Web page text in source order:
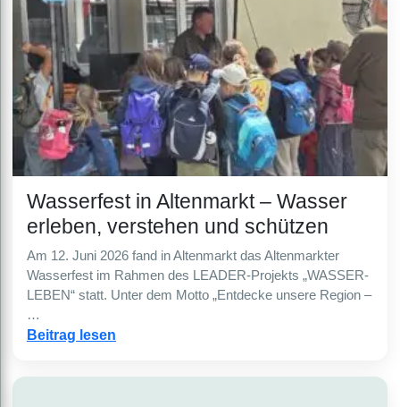
Wasserfest in Altenmarkt – Wasser
erleben, verstehen und schützen
Am 12. Juni 2026 fand in Altenmarkt das Altenmarkter
Wasserfest im Rahmen des LEADER-Projekts „WASSER-
LEBEN“ statt. Unter dem Motto „Entdecke unsere Region –
…
Beitrag lesen